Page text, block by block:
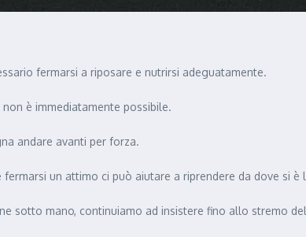
fermarsi a riposare e nutrirsi adeguatamente.
è immediatamente possibile.
andare avanti per forza.
fermarsi un attimo ci può aiutare a riprendere da dove si
sotto mano, continuiamo ad insistere fino allo stremo